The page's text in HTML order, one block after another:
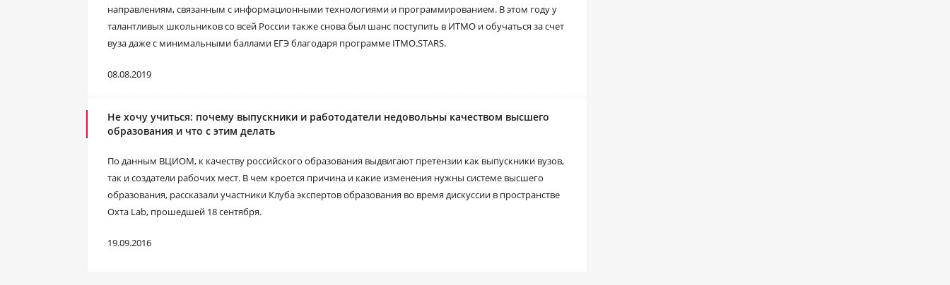
направлениям, связанным с информационными технологиями и программированием. В этом году у
талантливых школьников со всей России также снова был шанс поступить в ИТМО и обучаться за счет
вуза даже с минимальными баллами ЕГЭ благодаря программе ITMO.STARS.
08.08.2019
Не хочу учиться: почему выпускники и работодатели недовольны качеством высшего
образования и что с этим делать
По данным ВЦИОМ, к качеству российского образования выдвигают претензии как выпускники вузов,
так и создатели рабочих мест. В чем кроется причина и какие изменения нужны системе высшего
образования, рассказали участники Клуба экспертов образования во время дискуссии в пространстве
Охта Lab, прошедшей 18 сентября.
19.09.2016